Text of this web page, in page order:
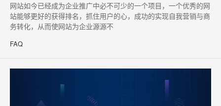
​网站如今已经成为企业推广中必不可少的一个项目，一个优秀的网
站能够更好的获得排名，抓住用户的心，成功的实现自我营销与商
务转化，从而使网站为企业源源不
FAQ